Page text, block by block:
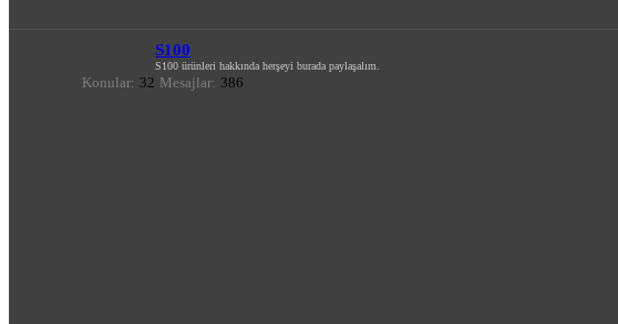
S100
S100 ürünleri hakkında herşeyi burada paylaşalım.
Konular: 32 Mesajlar: 386